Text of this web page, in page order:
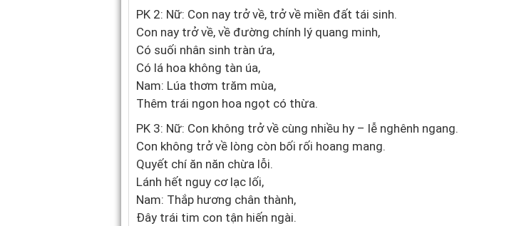
PK 2: Nữ: Con nay trở về, trở về miền đất tái sinh.
Con nay trở về, về đường chính lý quang minh,
Có suối nhân sinh tràn ứa,
Có lá hoa không tàn úa,
Nam: Lúa thơm trăm mùa,
Thêm trái ngon hoa ngọt có thừa.
PK 3: Nữ: Con không trở về cùng nhiều hy – lễ nghênh ngang.
Con không trở về lòng còn bối rối hoang mang.
Quyết chí ăn năn chừa lỗi.
Lánh hết nguy cơ lạc lối,
Nam: Thắp hương chân thành,
Đây trái tim con tận hiến ngài.